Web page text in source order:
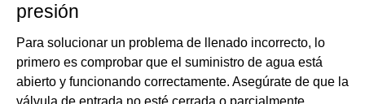
presión
Para solucionar un problema de llenado incorrecto, lo
primero es comprobar que el suministro de agua está
abierto y funcionando correctamente. Asegúrate de que la